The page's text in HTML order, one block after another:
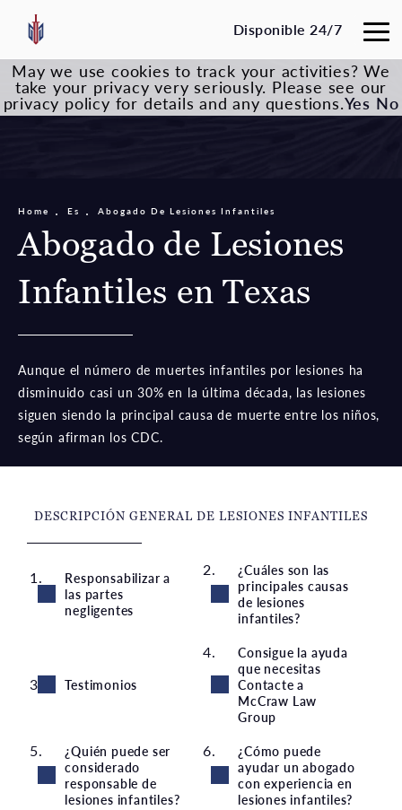
Disponible 24/7
Abogado de Lesiones
Infantiles en Texas
Home Es Abogado De Lesiones Infantiles
Aunque el número de muertes infantiles por lesiones ha
disminuido casi un 30% en la última década, las lesiones
siguen siendo la principal causa de muerte entre los niños,
según afirman los CDC.
DESCRIPCIÓN GENERAL DE LESIONES INFANTILES
Responsabilizar a
las partes
negligentes
¿Cuáles son las
principales causas
de lesiones
infantiles?
Testimonios
Consigue la ayuda
que necesitas
Contacte a
McCraw Law
Group
¿Quién puede ser
considerado
responsable de
lesiones infantiles?
¿Cómo puede
ayudar un abogado
con experiencia en
lesiones infantiles?
May we use cookies to track your activities? We
take your privacy very seriously. Please see our
privacy policy for details and any questions.Yes No